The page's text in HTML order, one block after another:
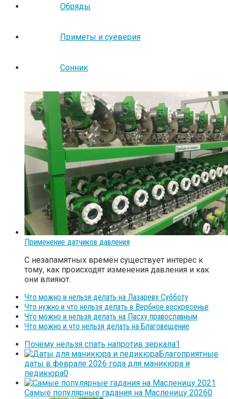
Обряды
Приметы и суеверия
Сонник
Применение датчиков давления
С незапамятных времён существует интерес к
тому, как происходят изменения давления и как
они влияют.
Что можно и нельзя делать на Лазареву Субботу
Что нужно и что нельзя делать в Вербное воскресенье
Что можно и нельзя делать на Пасху православным
Что можно и что нельзя делать на Благовещение
Почему нельзя спать напротив зеркала1
Благоприятные
даты в феврале 2026 года для маникюра и
педикюра0
Самые популярные гадания на Масленицу 20260